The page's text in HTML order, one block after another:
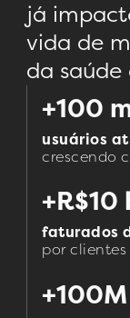
já
vida de
da saúde
+100
usuários
crescendo
+R$10
faturados
por
+100M